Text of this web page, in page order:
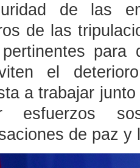
de las
de las
para
el
a trabajar
esfuerzos
de paz y